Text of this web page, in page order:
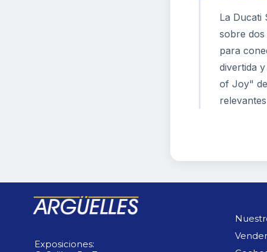
La Ducati
sobre dos
para
divertida
of Joy"
Exposiciones: